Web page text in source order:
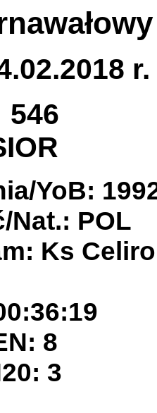
r.
546
YoB:
Nat.: POL
Ks
8
3